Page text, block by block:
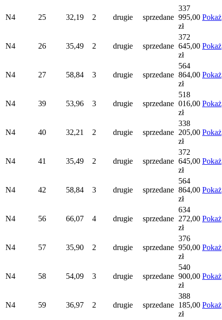
N4 25 32,19 2 drugie sprzedane
337
995,00
zł
Pokaż
N4 26 35,49 2 drugie sprzedane
372
645,00
zł
Pokaż
N4 27 58,84 3 drugie sprzedane
564
864,00
zł
Pokaż
N4 39 53,96 3 drugie sprzedane
518
016,00
zł
Pokaż
N4 40 32,21 2 drugie sprzedane
338
205,00
zł
Pokaż
N4 41 35,49 2 drugie sprzedane
372
645,00
zł
Pokaż
N4 42 58,84 3 drugie sprzedane
564
864,00
zł
Pokaż
N4 56 66,07 4 drugie sprzedane
634
272,00
zł
Pokaż
N4 57 35,90 2 drugie sprzedane
376
950,00
zł
Pokaż
N4 58 54,09 3 drugie sprzedane
540
900,00
zł
Pokaż
N4 59 36,97 2 drugie sprzedane
388
185,00
zł
Pokaż